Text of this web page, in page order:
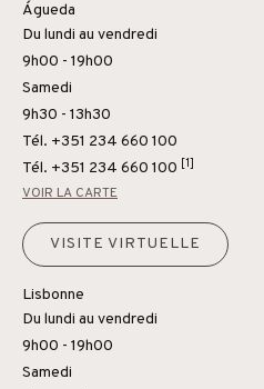
Águeda
Du lundi au vendredi
9h00 - 19h00
Samedi
9h30 - 13h30
Tél. +351 234 660 100
Tél. +351 234 660 100 [1]
VOIR LA CARTE
VISITE VIRTUELLE
Lisbonne
Du lundi au vendredi
9h00 - 19h00
Samedi